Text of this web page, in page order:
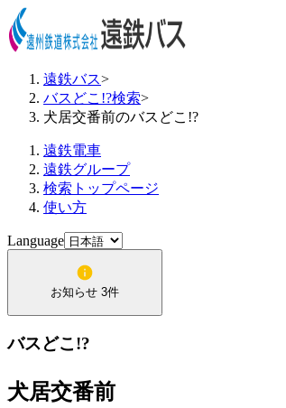
遠鉄バス>
バスどこ!?検索>
犬居交番前のバスどこ!?
遠鉄電車
遠鉄グループ
検索トップページ
使い方
Language
お知らせ 3件
バスどこ!?
犬居交番前